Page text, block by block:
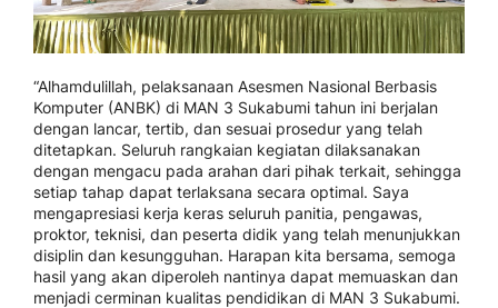
“Alhamdulillah, pelaksanaan Asesmen Nasional Berbasis
Komputer (ANBK) di MAN 3 Sukabumi tahun ini berjalan
dengan lancar, tertib, dan sesuai prosedur yang telah
ditetapkan. Seluruh rangkaian kegiatan dilaksanakan
dengan mengacu pada arahan dari pihak terkait, sehingga
setiap tahap dapat terlaksana secara optimal. Saya
mengapresiasi kerja keras seluruh panitia, pengawas,
proktor, teknisi, dan peserta didik yang telah menunjukkan
disiplin dan kesungguhan. Harapan kita bersama, semoga
hasil yang akan diperoleh nantinya dapat memuaskan dan
menjadi cerminan kualitas pendidikan di MAN 3 Sukabumi.